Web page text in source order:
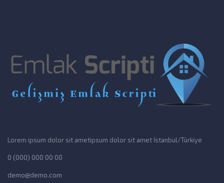
Lorem ipsum dolor sit ametipsum dolor sit amet İstanbul/Türkiye
0 (000) 000 00 00
demo@demo.com